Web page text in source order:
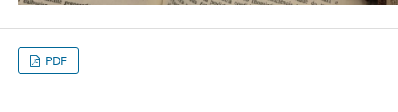
PDF